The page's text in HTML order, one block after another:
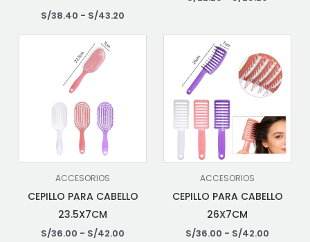
S/38.40 - S/43.20
ACCESORIOS
CEPILLO PARA CABELLO
23.5X7CM
S/36.00 - S/42.00
ACCESORIOS
CEPILLO PARA CABELLO
26X7CM
S/36.00 - S/42.00